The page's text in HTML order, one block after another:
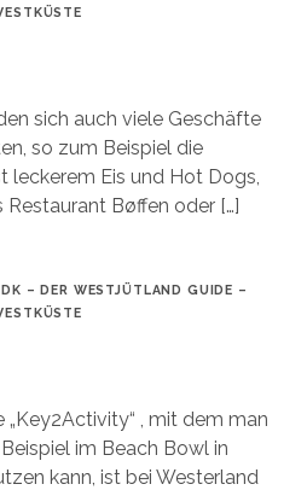
sich auch viele Geschäfte
so zum Beispiel die
leckerem Eis und Hot Dogs,
Restaurant Bøffen oder […]
– DER WESTJÜTLAND GUIDE –
„Key2Activity“ , mit dem man
im Beach Bowl in
kann, ist bei Westerland